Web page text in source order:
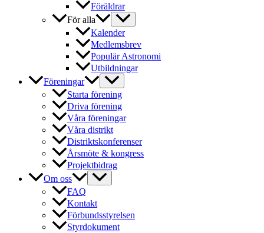
Föräldrar
För alla
Kalender
Medlemsbrev
Populär Astronomi
Utbildningar
Föreningar
Starta förening
Driva förening
Våra föreningar
Våra distrikt
Distriktskonferenser
Årsmöte & kongress
Projektbidrag
Om oss
FAQ
Kontakt
Förbundsstyrelsen
Styrdokument